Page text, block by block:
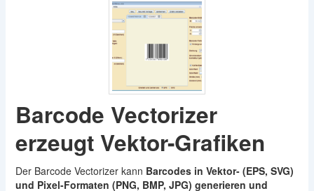
Barcode Vectorizer
erzeugt Vektor-Grafiken
Der Barcode Vectorizer kann Barcodes in Vektor- (EPS, SVG)
und Pixel-Formaten (PNG, BMP, JPG) generieren und